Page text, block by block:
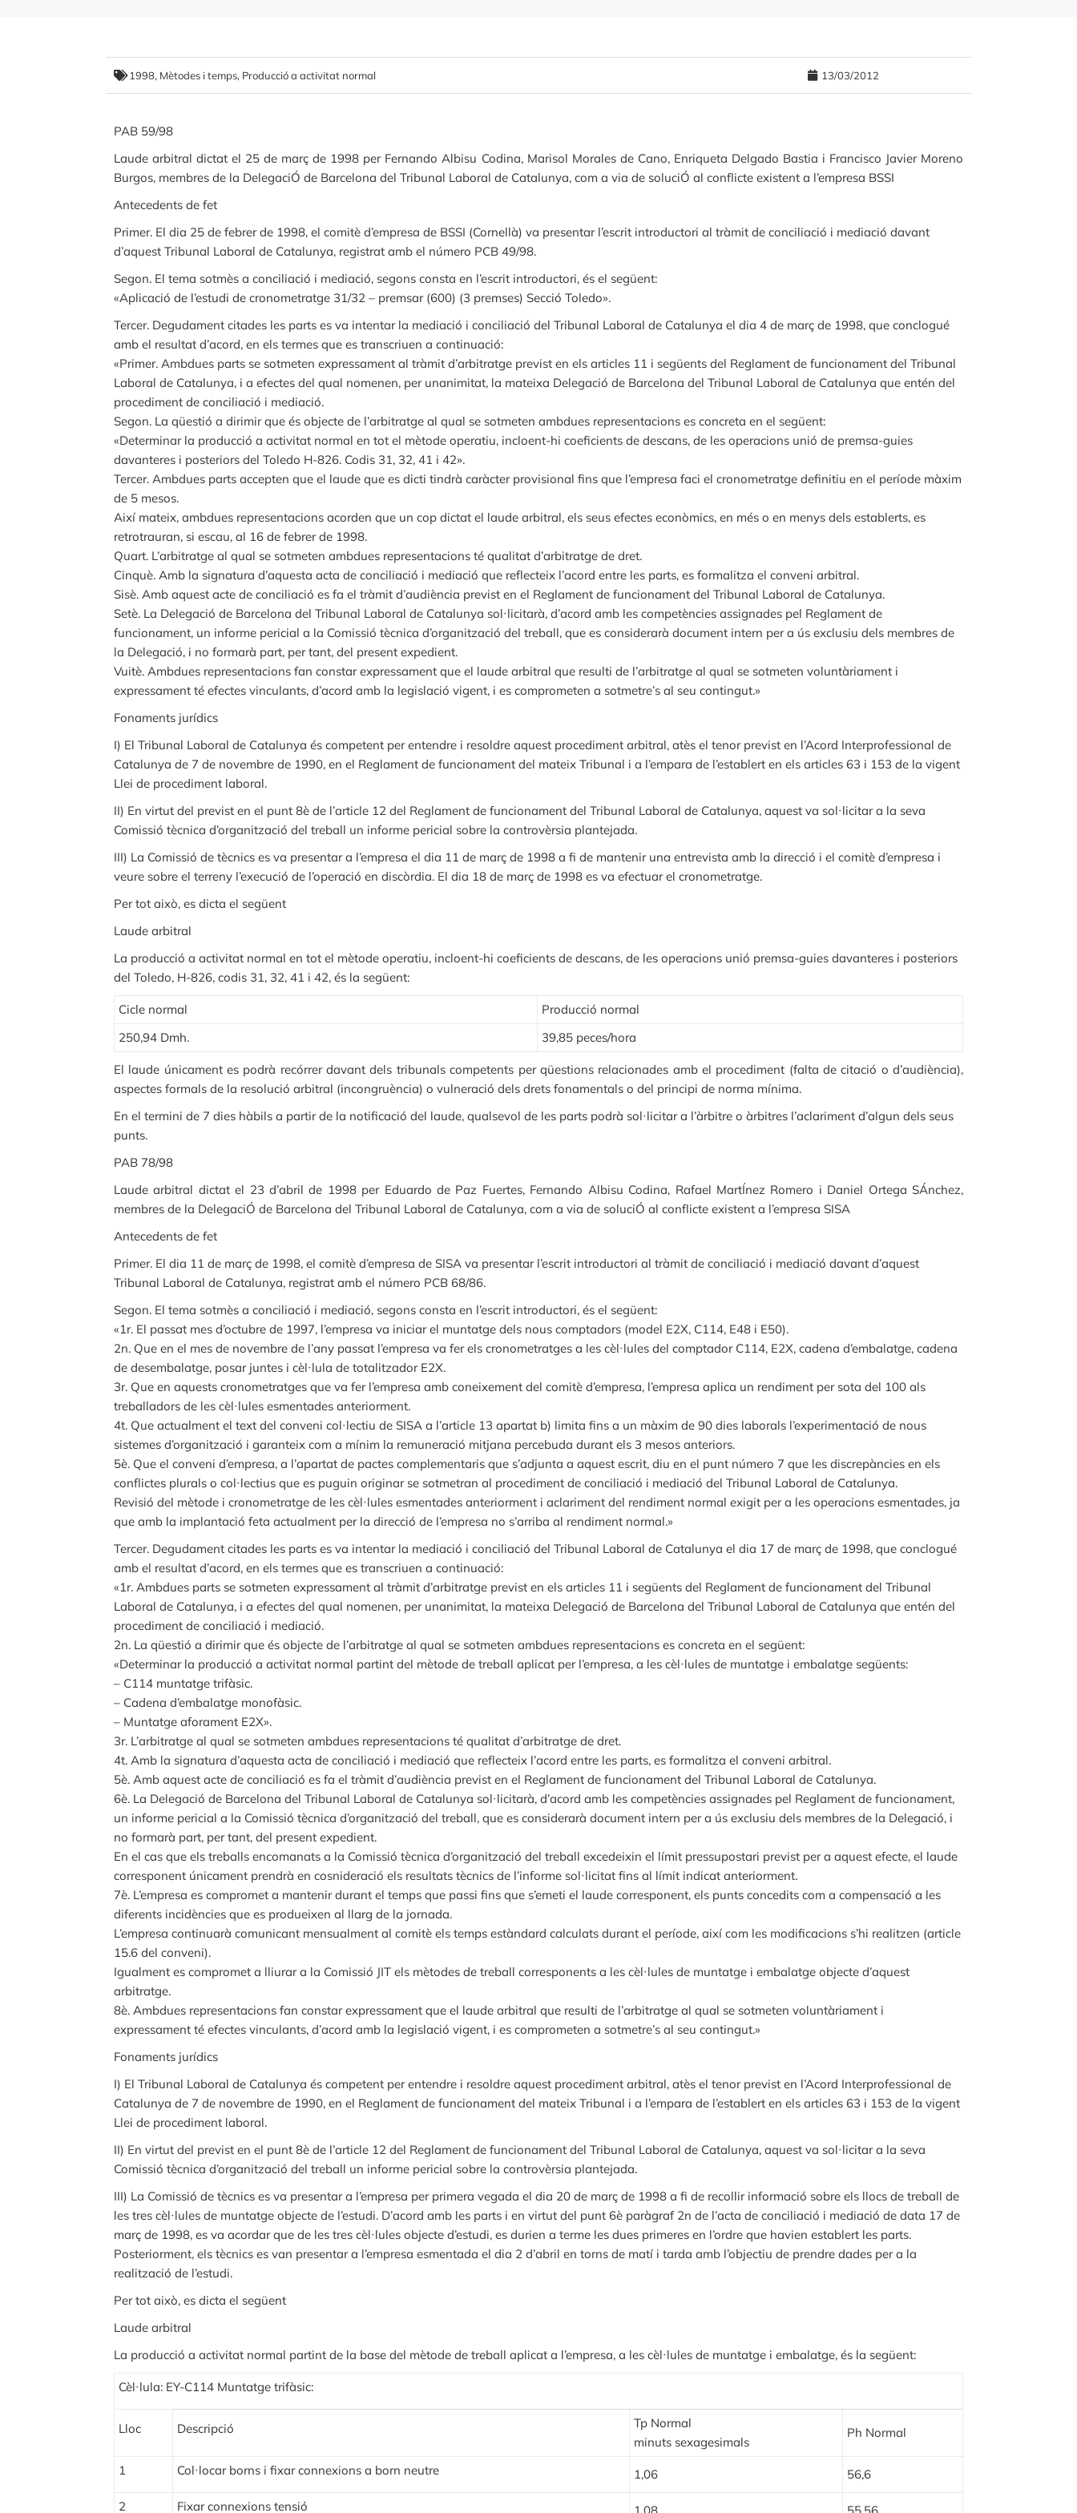
1998, Mètodes i temps, Producció a activitat normal 13/03/2012
PAB 59/98
Laude arbitral dictat el 25 de març de 1998 per Fernando Albisu Codina, Marisol Morales de Cano, Enriqueta Delgado Bastia i Francisco Javier Moreno
Burgos, membres de la DelegaciÓ de Barcelona del Tribunal Laboral de Catalunya, com a via de soluciÓ al conflicte existent a l’empresa BSSI
Antecedents de fet
Primer. El dia 25 de febrer de 1998, el comitè d’empresa de BSSI (Cornellà) va presentar l’escrit introductori al tràmit de conciliació i mediació davant
d’aquest Tribunal Laboral de Catalunya, registrat amb el número PCB 49/98.
Segon. El tema sotmès a conciliació i mediació, segons consta en l’escrit introductori, és el següent:
«Aplicació de l’estudi de cronometratge 31/32 – premsar (600) (3 premses) Secció Toledo».
Tercer. Degudament citades les parts es va intentar la mediació i conciliació del Tribunal Laboral de Catalunya el dia 4 de març de 1998, que conclogué
amb el resultat d’acord, en els termes que es transcriuen a continuació:
«Primer. Ambdues parts se sotmeten expressament al tràmit d’arbitratge previst en els articles 11 i següents del Reglament de funcionament del Tribunal
Laboral de Catalunya, i a efectes del qual nomenen, per unanimitat, la mateixa Delegació de Barcelona del Tribunal Laboral de Catalunya que entén del
procediment de conciliació i mediació.
Segon. La qüestió a dirimir que és objecte de l’arbitratge al qual se sotmeten ambdues representacions es concreta en el següent:
«Determinar la producció a activitat normal en tot el mètode operatiu, incloent-hi coeficients de descans, de les operacions unió de premsa-guies
davanteres i posteriors del Toledo H-826. Codis 31, 32, 41 i 42».
Tercer. Ambdues parts accepten que el laude que es dicti tindrà caràcter provisional fins que l’empresa faci el cronometratge definitiu en el període màxim
de 5 mesos.
Així mateix, ambdues representacions acorden que un cop dictat el laude arbitral, els seus efectes econòmics, en més o en menys dels establerts, es
retrotrauran, si escau, al 16 de febrer de 1998.
Quart. L’arbitratge al qual se sotmeten ambdues representacions té qualitat d’arbitratge de dret.
Cinquè. Amb la signatura d’aquesta acta de conciliació i mediació que reflecteix l’acord entre les parts, es formalitza el conveni arbitral.
Sisè. Amb aquest acte de conciliació es fa el tràmit d’audiència previst en el Reglament de funcionament del Tribunal Laboral de Catalunya.
Setè. La Delegació de Barcelona del Tribunal Laboral de Catalunya sol·licitarà, d’acord amb les competències assignades pel Reglament de
funcionament, un informe pericial a la Comissió tècnica d’organització del treball, que es considerarà document intern per a ús exclusiu dels membres de
la Delegació, i no formarà part, per tant, del present expedient.
Vuitè. Ambdues representacions fan constar expressament que el laude arbitral que resulti de l’arbitratge al qual se sotmeten voluntàriament i
expressament té efectes vinculants, d’acord amb la legislació vigent, i es comprometen a sotmetre’s al seu contingut.»
Fonaments jurídics
I) El Tribunal Laboral de Catalunya és competent per entendre i resoldre aquest procediment arbitral, atès el tenor previst en l’Acord Interprofessional de
Catalunya de 7 de novembre de 1990, en el Reglament de funcionament del mateix Tribunal i a l’empara de l’establert en els articles 63 i 153 de la vigent
Llei de procediment laboral.
II) En virtut del previst en el punt 8è de l’article 12 del Reglament de funcionament del Tribunal Laboral de Catalunya, aquest va sol·licitar a la seva
Comissió tècnica d’organització del treball un informe pericial sobre la controvèrsia plantejada.
III) La Comissió de tècnics es va presentar a l’empresa el dia 11 de març de 1998 a fi de mantenir una entrevista amb la direcció i el comitè d’empresa i
veure sobre el terreny l’execució de l’operació en discòrdia. El dia 18 de març de 1998 es va efectuar el cronometratge.
Per tot això, es dicta el següent
Laude arbitral
La producció a activitat normal en tot el mètode operatiu, incloent-hi coeficients de descans, de les operacions unió premsa-guies davanteres i posteriors
del Toledo, H-826, codis 31, 32, 41 i 42, és la següent:
Cicle normal
Producció normal
250,94 Dmh.
39,85 peces/hora
El laude únicament es podrà recórrer davant dels tribunals competents per qüestions relacionades amb el procediment (falta de citació o d’audiència),
aspectes formals de la resolució arbitral (incongruència) o vulneració dels drets fonamentals o del principi de norma mínima.
En el termini de 7 dies hàbils a partir de la notificació del laude, qualsevol de les parts podrà sol·licitar a l’àrbitre o àrbitres l’aclariment d’algun dels seus
punts.
PAB 78/98
Laude arbitral dictat el 23 d’abril de 1998 per Eduardo de Paz Fuertes, Fernando Albisu Codina, Rafael MartÍnez Romero i Daniel Ortega SÁnchez,
membres de la DelegaciÓ de Barcelona del Tribunal Laboral de Catalunya, com a via de soluciÓ al conflicte existent a l’empresa SISA
Antecedents de fet
Primer. El dia 11 de març de 1998, el comitè d’empresa de SISA va presentar l’escrit introductori al tràmit de conciliació i mediació davant d’aquest
Tribunal Laboral de Catalunya, registrat amb el número PCB 68/86.
Segon. El tema sotmès a conciliació i mediació, segons consta en l’escrit introductori, és el següent:
«1r. El passat mes d’octubre de 1997, l’empresa va iniciar el muntatge dels nous comptadors (model E2X, C114, E48 i E50).
2n. Que en el mes de novembre de l’any passat l’empresa va fer els cronometratges a les cèl·lules del comptador C114, E2X, cadena d’embalatge, cadena
de desembalatge, posar juntes i cèl·lula de totalitzador E2X.
3r. Que en aquests cronometratges que va fer l’empresa amb coneixement del comitè d’empresa, l’empresa aplica un rendiment per sota del 100 als
treballadors de les cèl·lules esmentades anteriorment.
4t. Que actualment el text del conveni col·lectiu de SISA a l’article 13 apartat b) limita fins a un màxim de 90 dies laborals l’experimentació de nous
sistemes d’organització i garanteix com a mínim la remuneració mitjana percebuda durant els 3 mesos anteriors.
5è. Que el conveni d’empresa, a l’apartat de pactes complementaris que s’adjunta a aquest escrit, diu en el punt número 7 que les discrepàncies en els
conflictes plurals o col·lectius que es puguin originar se sotmetran al procediment de conciliació i mediació del Tribunal Laboral de Catalunya.
Revisió del mètode i cronometratge de les cèl·lules esmentades anteriorment i aclariment del rendiment normal exigit per a les operacions esmentades, ja
que amb la implantació feta actualment per la direcció de l’empresa no s’arriba al rendiment normal.»
Tercer. Degudament citades les parts es va intentar la mediació i conciliació del Tribunal Laboral de Catalunya el dia 17 de març de 1998, que conclogué
amb el resultat d’acord, en els termes que es transcriuen a continuació:
«1r. Ambdues parts se sotmeten expressament al tràmit d’arbitratge previst en els articles 11 i següents del Reglament de funcionament del Tribunal
Laboral de Catalunya, i a efectes del qual nomenen, per unanimitat, la mateixa Delegació de Barcelona del Tribunal Laboral de Catalunya que entén del
procediment de conciliació i mediació.
2n. La qüestió a dirimir que és objecte de l’arbitratge al qual se sotmeten ambdues representacions es concreta en el següent:
«Determinar la producció a activitat normal partint del mètode de treball aplicat per l’empresa, a les cèl·lules de muntatge i embalatge següents:
– C114 muntatge trifàsic.
– Cadena d’embalatge monofàsic.
– Muntatge aforament E2X».
3r. L’arbitratge al qual se sotmeten ambdues representacions té qualitat d’arbitratge de dret.
4t. Amb la signatura d’aquesta acta de conciliació i mediació que reflecteix l’acord entre les parts, es formalitza el conveni arbitral.
5è. Amb aquest acte de conciliació es fa el tràmit d’audiència previst en el Reglament de funcionament del Tribunal Laboral de Catalunya.
6è. La Delegació de Barcelona del Tribunal Laboral de Catalunya sol·licitarà, d’acord amb les competències assignades pel Reglament de funcionament,
un informe pericial a la Comissió tècnica d’organització del treball, que es considerarà document intern per a ús exclusiu dels membres de la Delegació, i
no formarà part, per tant, del present expedient.
En el cas que els treballs encomanats a la Comissió tècnica d’organització del treball excedeixin el límit pressupostari previst per a aquest efecte, el laude
corresponent únicament prendrà en cosnideració els resultats tècnics de l’informe sol·licitat fins al límit indicat anteriorment.
7è. L’empresa es compromet a mantenir durant el temps que passi fins que s’emeti el laude corresponent, els punts concedits com a compensació a les
diferents incidències que es produeixen al llarg de la jornada.
L’empresa continuarà comunicant mensualment al comitè els temps estàndard calculats durant el període, així com les modificacions s’hi realitzen (article
15.6 del conveni).
Igualment es compromet a lliurar a la Comissió JIT els mètodes de treball corresponents a les cèl·lules de muntatge i embalatge objecte d’aquest
arbitratge.
8è. Ambdues representacions fan constar expressament que el laude arbitral que resulti de l’arbitratge al qual se sotmeten voluntàriament i
expressament té efectes vinculants, d’acord amb la legislació vigent, i es comprometen a sotmetre’s al seu contingut.»
Fonaments jurídics
I) El Tribunal Laboral de Catalunya és competent per entendre i resoldre aquest procediment arbitral, atès el tenor previst en l’Acord Interprofessional de
Catalunya de 7 de novembre de 1990, en el Reglament de funcionament del mateix Tribunal i a l’empara de l’establert en els articles 63 i 153 de la vigent
Llei de procediment laboral.
II) En virtut del previst en el punt 8è de l’article 12 del Reglament de funcionament del Tribunal Laboral de Catalunya, aquest va sol·licitar a la seva
Comissió tècnica d’organització del treball un informe pericial sobre la controvèrsia plantejada.
III) La Comissió de tècnics es va presentar a l’empresa per primera vegada el dia 20 de març de 1998 a fi de recollir informació sobre els llocs de treball de
les tres cèl·lules de muntatge objecte de l’estudi. D’acord amb les parts i en virtut del punt 6è paràgraf 2n de l’acta de conciliació i mediació de data 17 de
març de 1998, es va acordar que de les tres cèl·lules objecte d’estudi, es durien a terme les dues primeres en l’ordre que havien establert les parts.
Posteriorment, els tècnics es van presentar a l’empresa esmentada el dia 2 d’abril en torns de matí i tarda amb l’objectiu de prendre dades per a la
realització de l’estudi.
Per tot això, es dicta el següent
Laude arbitral
La producció a activitat normal partint de la base del mètode de treball aplicat a l’empresa, a les cèl·lules de muntatge i embalatge, és la següent:
Cèl·lula: EY-C114 Muntatge trifàsic:
Lloc Descripció
Tp Normal
minuts sexagesimals
Ph Normal
1 Col·locar borns i fixar connexions a born neutre 1,06 56,6
2 Fixar connexions tensió